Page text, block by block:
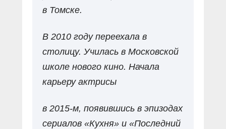
в Томске.
В 2010 году переехала в
столицу. Училась в Московской
школе нового кино. Начала
карьеру актрисы
в 2015-м, появившись в эпизодах
сериалов «Кухня» и «Последний